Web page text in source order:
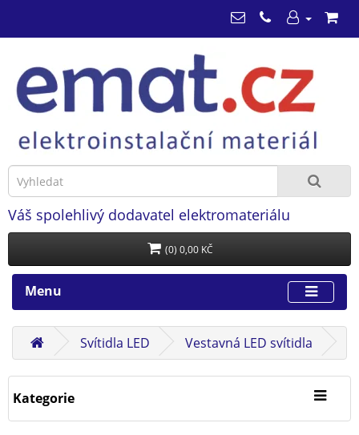
Váš spolehlivý dodavatel elektromateriálu
(0) 0,00 KČ
Menu
Svítidla LED Vestavná LED svítidla
Kategorie